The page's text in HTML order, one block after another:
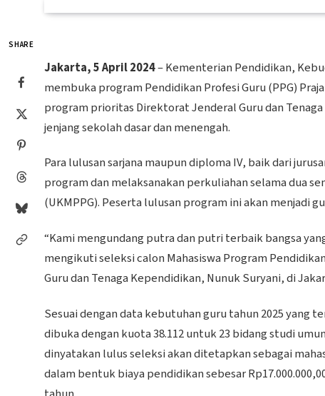
SHARE
Jakarta, 5 April 2024– Kementerian Pendidikan,
membuka program Pendidikan Profesi Guru (PPG)
program prioritas Direktorat Jenderal Guru dan
jenjang sekolah dasar dan menengah.
Para lulusan sarjana maupun diploma IV, baik dari
program dan melaksanakan perkuliahan selama dua
(UKMPPG). Peserta lulusan program ini akan menjadi
“Kami mengundang putra dan putri terbaik bangsa
mengikuti seleksi calon Mahasiswa Program
Guru dan Tenaga Kependidikan, Nunuk Suryani, di
Sesuai dengan data kebutuhan guru tahun 2025 yang
dibuka dengan kuota 38.112 untuk 23 bidang studi
dinyatakan lulus seleksi akan ditetapkan sebagai
dalam bentuk biaya pendidikan sebesar